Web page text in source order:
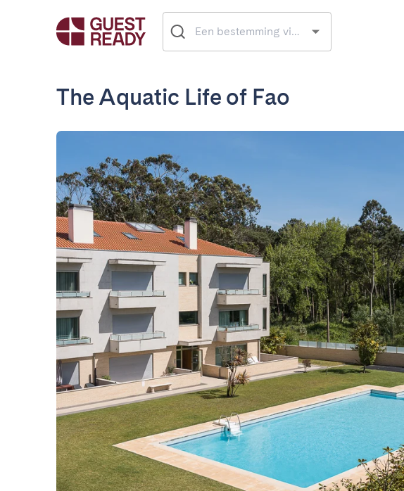
The Aquatic Life of Fao